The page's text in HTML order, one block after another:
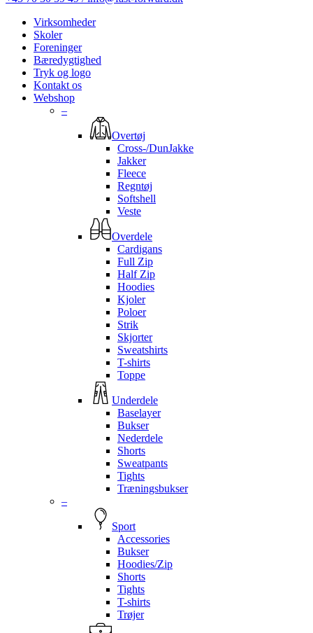
Virksomheder
Skoler
Foreninger
Bæredygtighed
Tryk og logo
Kontakt os
Webshop
–
Overtøj
Cross-/DunJakke
Jakker
Fleece
Regntøj
Softshell
Veste
Overdele
Cardigans
Full Zip
Half Zip
Hoodies
Kjoler
Poloer
Strik
Skjorter
Sweatshirts
T-shirts
Toppe
Underdele
Baselayer
Bukser
Nederdele
Shorts
Sweatpants
Tights
Træningsbukser
–
Sport
Accessories
Bukser
Hoodies/Zip
Shorts
Tights
T-shirts
Trøjer